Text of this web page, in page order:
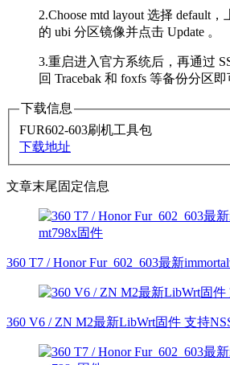
2.Choose mtd layout 选择 default
的 ubi 分区镜像并点击 Update 。
3.重启进入官方系统后，再通过
回 Tracebak 和 foxfs 等备份分区即
下载信息
FUR602-603刷机工具包
下载地址
文章末尾固定信息
360 T7 / Honor Fur_602_603最新
360 V6 / ZN M2最新LibWrt固件 支持